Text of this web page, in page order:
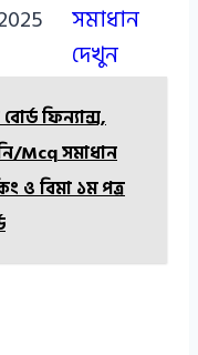
সমাধান
দেখুন
ফিন্যান্স,
Mcq সমাধান
ও বিমা ১ম পত্র